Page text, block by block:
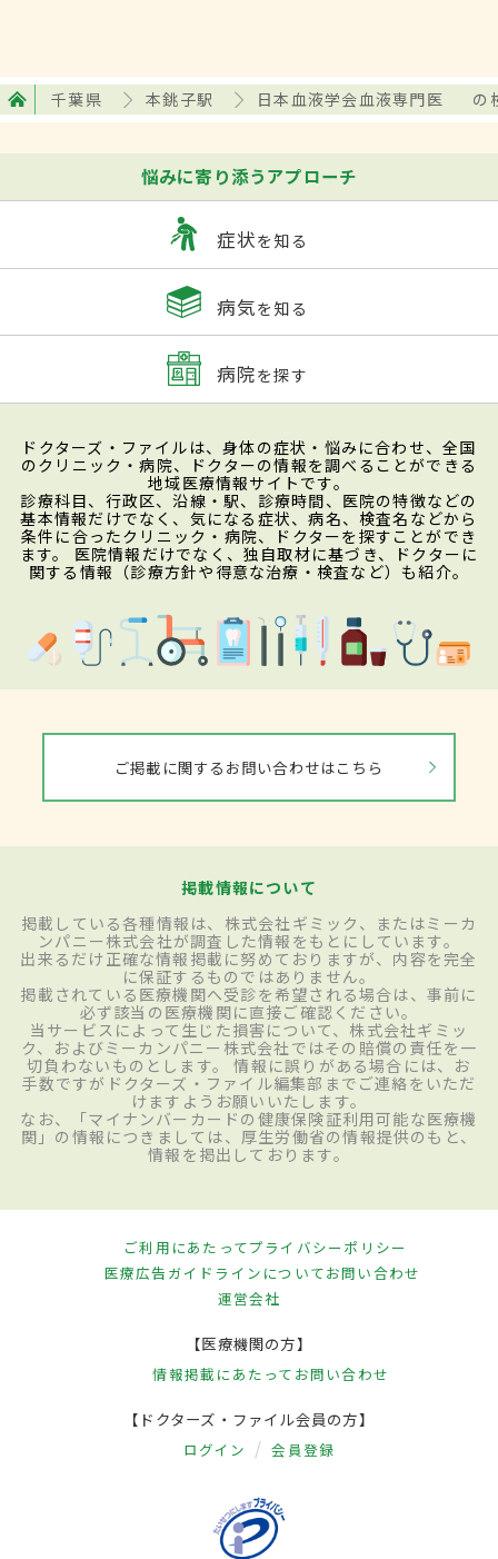
千葉県 本銚子駅 日本血液学会血液専門医 の
悩みに寄り添うアプローチ
症状を知る
病気を知る
病院を探す
ドクターズ・ファイルは、身体の症状・悩みに合わせ、全国
のクリニック・病院、ドクターの情報を調べることができる
地域医療情報サイトです。
診療科目、行政区、沿線・駅、診療時間、医院の特徴などの
基本情報だけでなく、気になる症状、病名、検査名などから
条件に合ったクリニック・病院、ドクターを探すことができ
ます。 医院情報だけでなく、独自取材に基づき、ドクターに
関する情報（診療方針や得意な治療・検査など）も紹介。
ご掲載に関するお問い合わせはこちら
掲載情報について
掲載している各種情報は、株式会社ギミック、またはミーカ
ンパニー株式会社が調査した情報をもとにしています。
出来るだけ正確な情報掲載に努めておりますが、内容を完全
に保証するものではありません。
掲載されている医療機関へ受診を希望される場合は、事前に
必ず該当の医療機関に直接ご確認ください。
当サービスによって生じた損害について、株式会社ギミッ
ク、およびミーカンパニー株式会社ではその賠償の責任を一
切負わないものとします。 情報に誤りがある場合には、お
手数ですがドクターズ・ファイル編集部までご連絡をいただ
けますようお願いいたします。
なお、「マイナンバーカードの健康保険証利用可能な医療機
関」の情報につきましては、厚生労働省の情報提供のもと、
情報を掲出しております。
ご利用にあたってプライバシーポリシー
医療広告ガイドラインについてお問い合わせ
運営会社
【医療機関の方】
情報掲載にあたって お問い合わせ
【ドクターズ・ファイル会員の方】
ログイン 会員登録